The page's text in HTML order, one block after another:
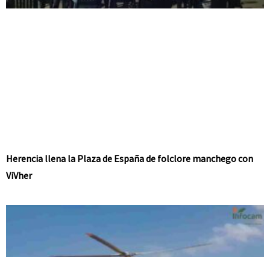
Herencia llena la Plaza de España de folclore manchego con
ViVher